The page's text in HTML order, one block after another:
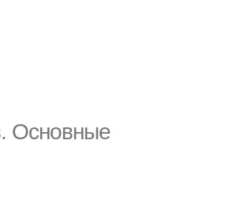
Основные